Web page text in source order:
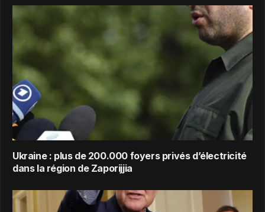
Ukraine : plus de 200.000 foyers privés d’électricité
dans la région de Zaporijjia